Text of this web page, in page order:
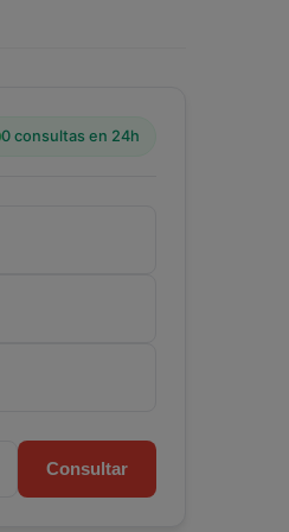
0 consultas en 24h
Consultar